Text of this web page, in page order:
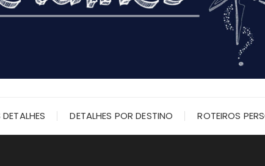
DETALHES POR DESTINO ROTEIROS